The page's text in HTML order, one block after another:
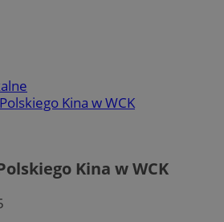
Kina w WCK
Kina w WCK